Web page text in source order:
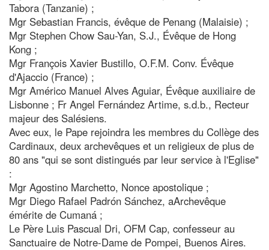
Tabora (Tanzanie) ;
Mgr Sebastian Francis, évêque de Penang (Malaisie) ;
Mgr Stephen Chow Sau-Yan, S.J., Évêque de Hong
Kong ;
Mgr François Xavier Bustillo, O.F.M. Conv. Évêque
d'Ajaccio (France) ;
Mgr Américo Manuel Alves Aguiar, Évêque auxiliaire de
Lisbonne ; Fr Angel Fernández Artime, s.d.b., Recteur
majeur des Salésiens.
Avec eux, le Pape rejoindra les membres du Collège des
Cardinaux, deux archevêques et un religieux de plus de
80 ans "qui se sont distingués par leur service à l'Eglise"
:
Mgr Agostino Marchetto, Nonce apostolique ;
Mgr Diego Rafael Padrón Sánchez, aArchevêque
émérite de Cumaná ;
Le Père Luis Pascual Dri, OFM Cap, confesseur au
Sanctuaire de Notre-Dame de Pompei, Buenos Aires.